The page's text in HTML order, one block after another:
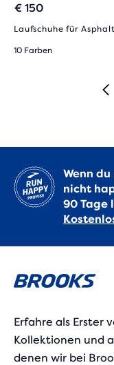
€ 150
Laufschuhe für
10 Farben
Wenn
nicht
90 Tage
Erfahre als Erster
Kollektionen und
denen wir bei